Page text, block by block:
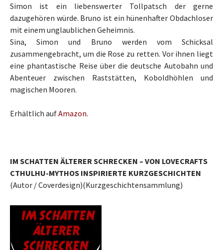
Simon ist ein liebenswerter Tollpatsch der gerne
dazugehören würde. Bruno ist ein hünenhafter Obdachloser
mit einem unglaublichen Geheimnis.
Sina, Simon und Bruno werden vom Schicksal
zusammengebracht, um die Rose zu retten. Vor ihnen liegt
eine phantastische Reise über die deutsche Autobahn und
Abenteuer zwischen Raststätten, Koboldhöhlen und
magischen Mooren.
Erhältlich aufAmazon.
IM SCHATTEN ÄLTERER SCHRECKEN – VON LOVECRAFTS
CTHULHU-MYTHOS INSPIRIERTE KURZGESCHICHTEN
(Autor / Coverdesign)(Kurzgeschichtensammlung)